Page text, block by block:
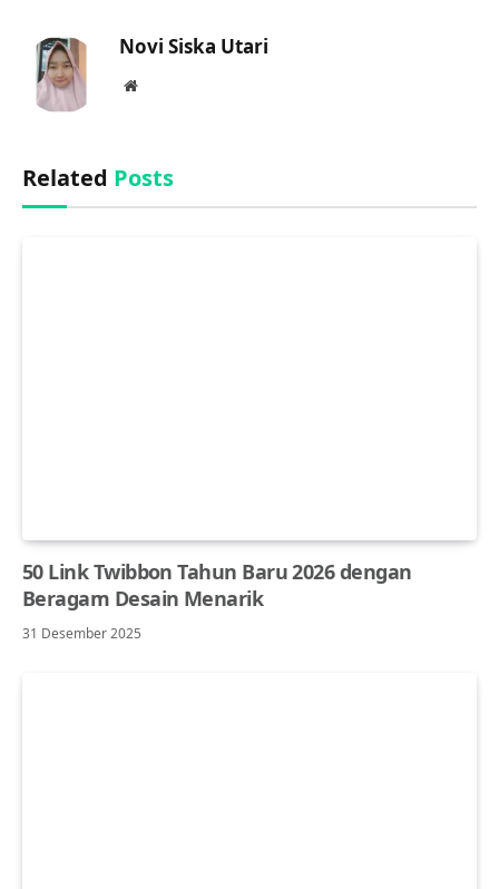
Novi Siska Utari
Website
Related Posts
50 Link Twibbon Tahun Baru 2026 dengan
Beragam Desain Menarik
31 Desember 2025